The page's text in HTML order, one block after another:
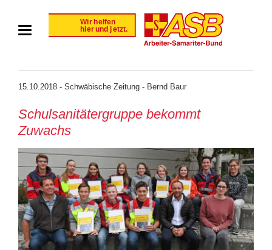
15.10.2018 - Schwäbische Zeitung - Bernd Baur
Schulsanitätergruppe bekommt
Zuwachs